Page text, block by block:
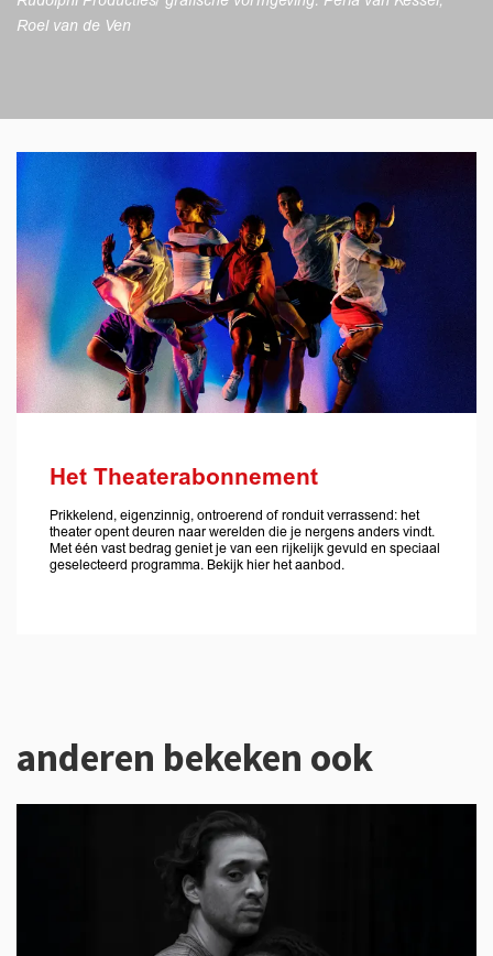
Roel van de Ven
Het Theaterabonnement
Prikkelend, eigenzinnig, ontroerend of ronduit verrassend: het
theater opent deuren naar werelden die je nergens anders vindt.
Met één vast bedrag geniet je van een rijkelijk gevuld en speciaal
geselecteerd programma. Bekijk hier het aanbod.
anderen bekeken ook